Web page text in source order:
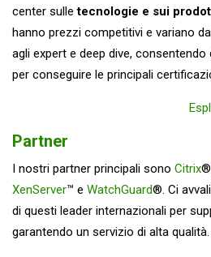
center sulletecnologie e sui
hanno prezzi competitivi e variano
agli expert e deep dive,
per conseguire le principali
Partner
I nostri partner principali sono Citrix
XenServer™ e WatchGuard®. Ci
di questi leader internazionali per
garantendo un servizio di alta qualità.